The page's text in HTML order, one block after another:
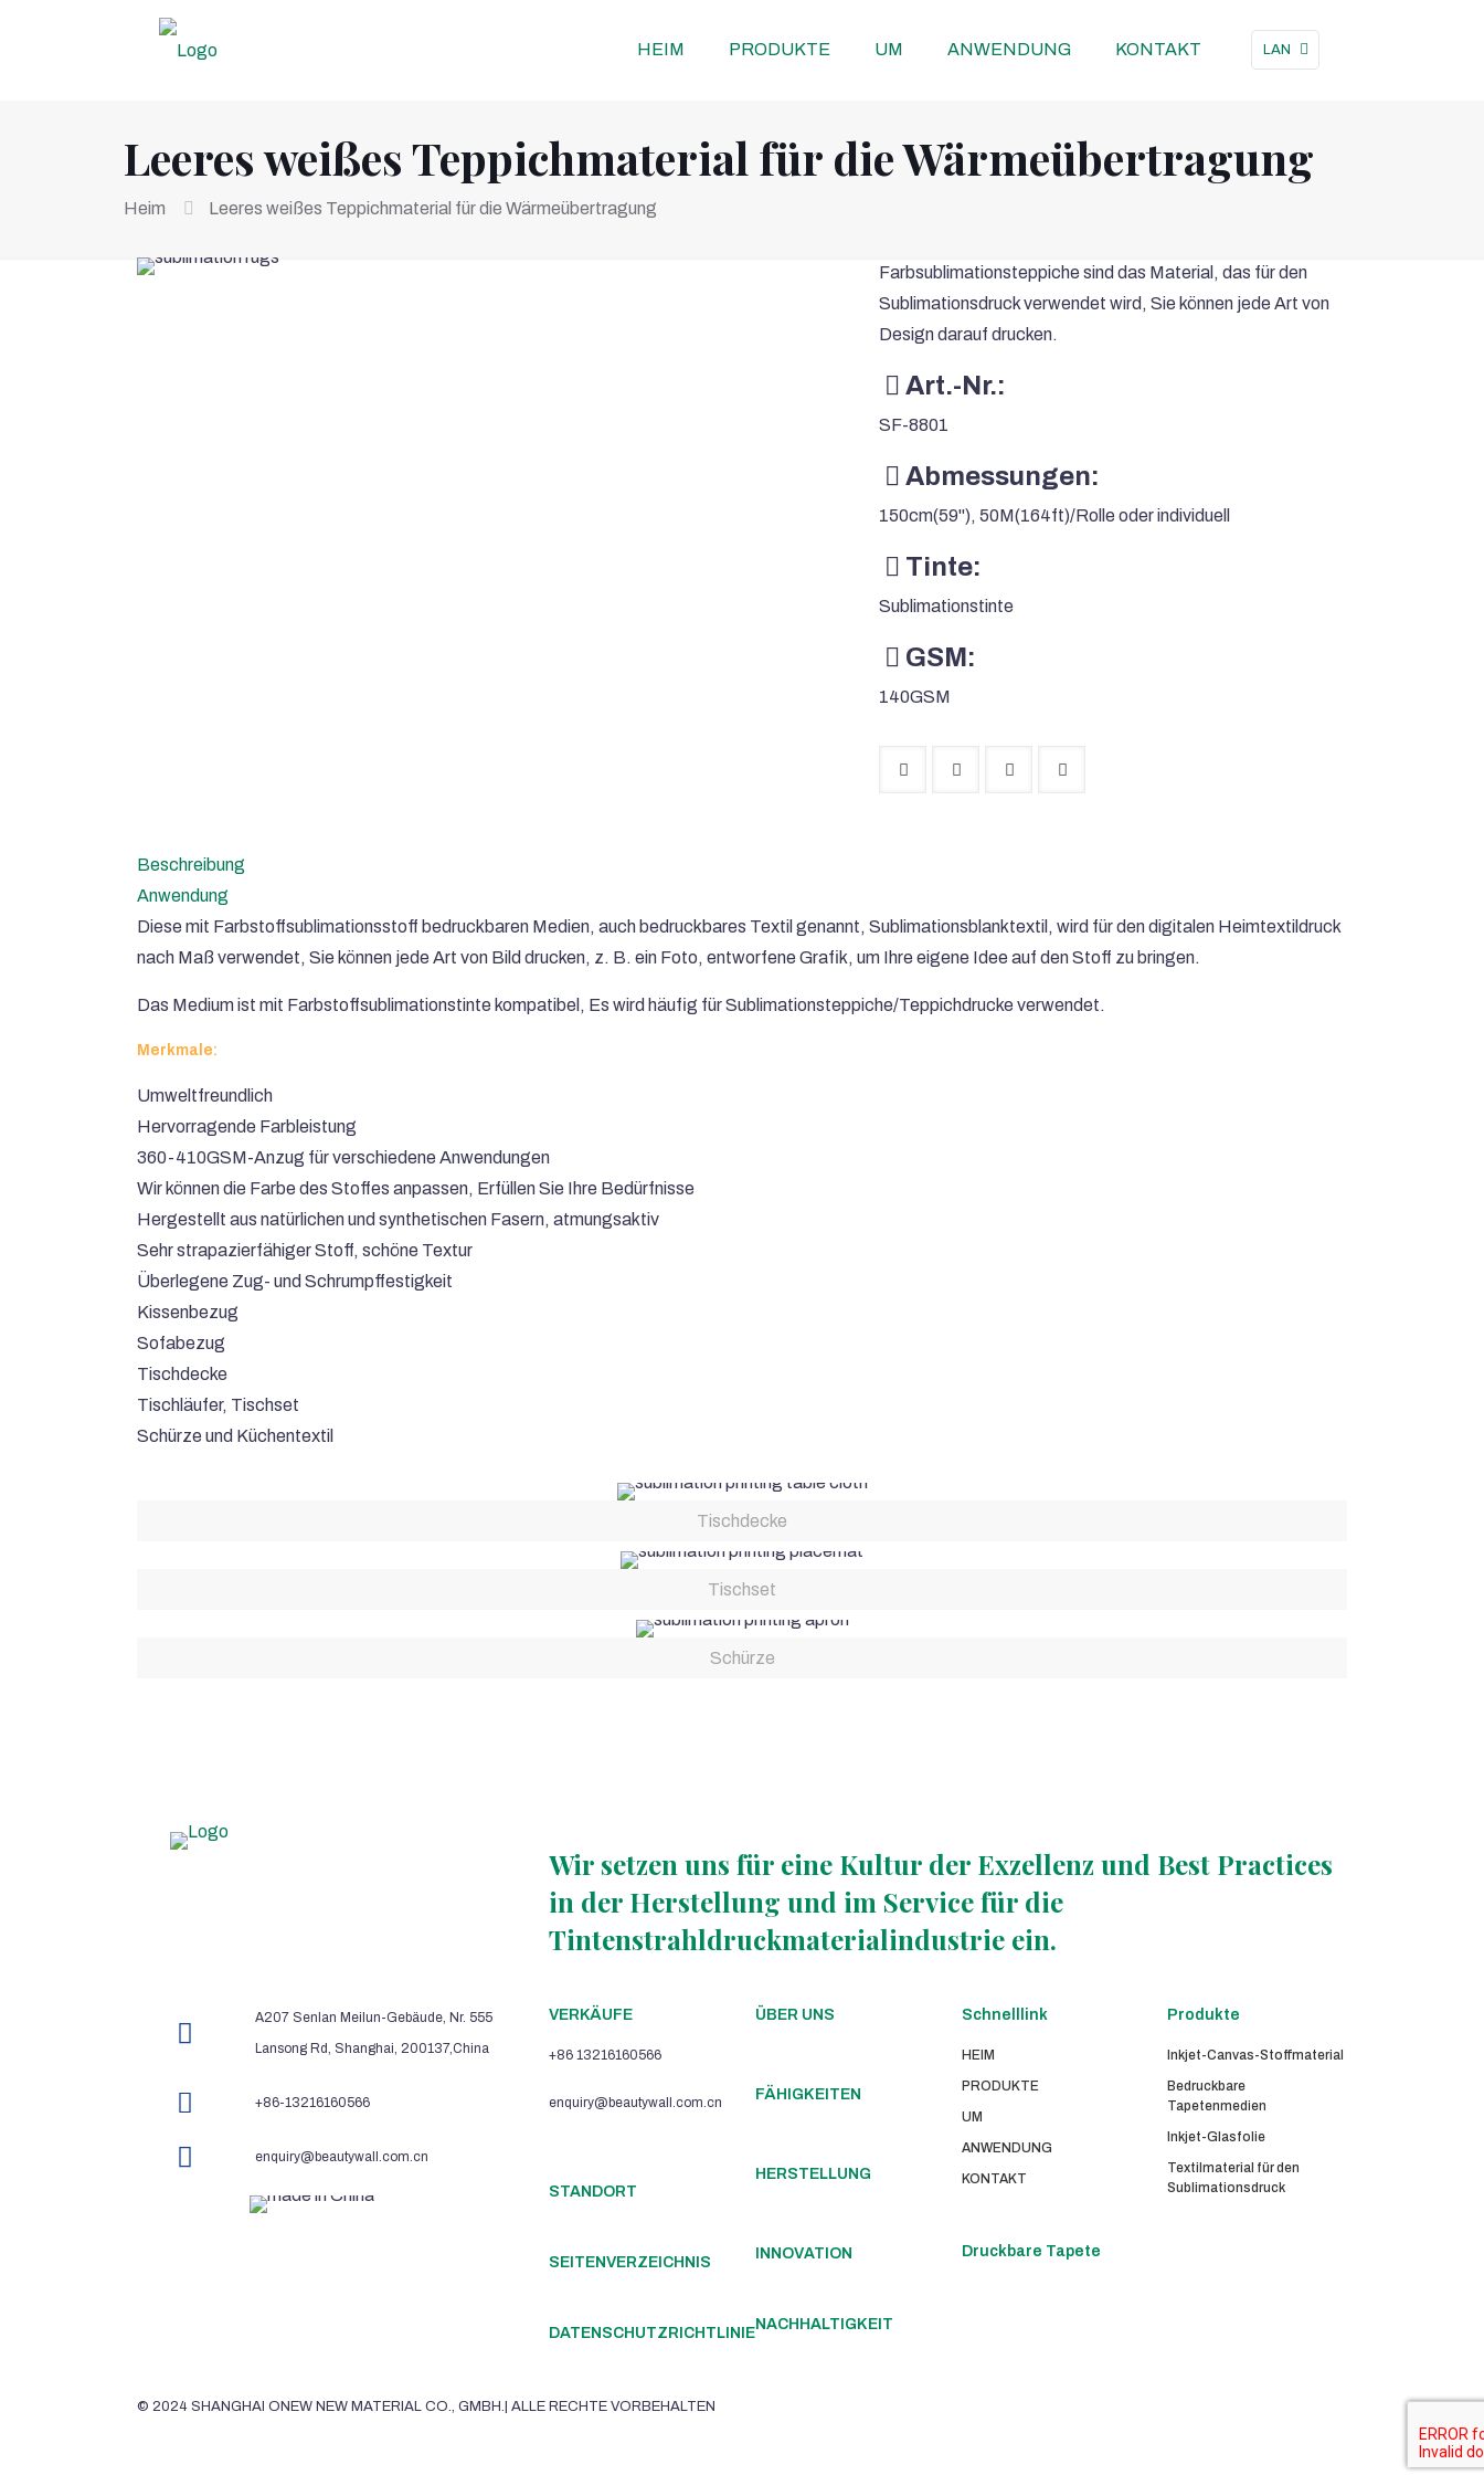
HEIM PRODUKTE UM ANWENDUNG KONTAKT LAN
Leeres weißes Teppichmaterial für die Wärmeübertragung
Heim Leeres weißes Teppichmaterial für die Wärmeübertragung
Farbsublimationsteppiche sind das Material, das für den
Sublimationsdruck verwendet wird, Sie können jede Art von
Design darauf drucken.
Art.-Nr.:
SF-8801
Abmessungen:
150cm(59''), 50M(164ft)/Rolle oder individuell
Tinte:
Sublimationstinte
GSM:
140GSM
Beschreibung
Anwendung
Diese mit Farbstoffsublimationsstoff bedruckbaren Medien, auch bedruckbares Textil genannt, Sublimationsblanktextil, wird für den digitalen Heimtextildruck
nach Maß verwendet, Sie können jede Art von Bild drucken, z. B. ein Foto, entworfene Grafik, um Ihre eigene Idee auf den Stoff zu bringen.
Das Medium ist mit Farbstoffsublimationstinte kompatibel, Es wird häufig für Sublimationsteppiche/Teppichdrucke verwendet.
Merkmale:
Umweltfreundlich
Hervorragende Farbleistung
360-410GSM-Anzug für verschiedene Anwendungen
Wir können die Farbe des Stoffes anpassen, Erfüllen Sie Ihre Bedürfnisse
Hergestellt aus natürlichen und synthetischen Fasern, atmungsaktiv
Sehr strapazierfähiger Stoff, schöne Textur
Überlegene Zug- und Schrumpffestigkeit
Kissenbezug
Sofabezug
Tischdecke
Tischläufer, Tischset
Schürze und Küchentextil
Tischdecke
Tischset
Schürze
Wir setzen uns für eine Kultur der Exzellenz und Best Practices
in der Herstellung und im Service für die
Tintenstrahldruckmaterialindustrie ein.
A207 Senlan Meilun-Gebäude, Nr. 555
Lansong Rd, Shanghai, 200137,China
+86-13216160566
enquiry@beautywall.com.cn
VERKÄUFE
+86 13216160566
enquiry@beautywall.com.cn
STANDORT
SEITENVERZEICHNIS
DATENSCHUTZRICHTLINIE
ÜBER UNS
FÄHIGKEITEN
HERSTELLUNG
INNOVATION
NACHHALTIGKEIT
Schnelllink
HEIM
PRODUKTE
UM
ANWENDUNG
KONTAKT
Druckbare Tapete
Produkte
Inkjet-Canvas-Stoffmaterial
Bedruckbare
Tapetenmedien
Inkjet-Glasfolie
Textilmaterial für den
Sublimationsdruck
© 2024 SHANGHAI ONEW NEW MATERIAL CO., GMBH.| ALLE RECHTE VORBEHALTEN